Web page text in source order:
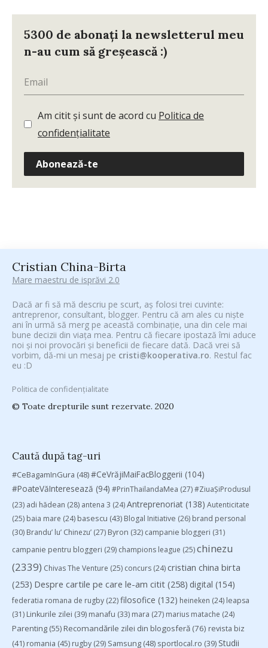
5300 de abonați la newsletterul meu
n-au cum să greșească :)
Am citit și sunt de acord cu Politica de
confidențialitate
Abonează-te
Cristian China-Birta
Mare maestru de isprăvi 2.0
Dacă ar fi să mă descriu pe scurt, aș folosi trei cuvinte:
antreprenor, consultant, blogger. Pentru că am ales cu niște
ani în urmă să merg pe această combinație, una din cele mai
bune decizii din viața mea. Pentru că fiecare ipostază îmi aduce
noi și noi provocări și beneficii de fiecare dată. Dacă vrei să
vorbim, dă-mi un mesaj pe cristi@kooperativa.ro. Restul fac
eu :D
Politica de confidențialitate
© Toate drepturile sunt rezervate. 2020
Caută după tag-uri
#CeBagamInGura (48)#CeVrăjiMaiFacBloggerii (104)
#PoateVăInteresează (94) #PrinThailandaMea (27)#ZiuaȘiProdusul
(23) adi hădean (28) antena 3 (24)Antreprenoriat (138) Autenticitate
(25) baia mare (24) basescu (43) Blogal Initiative (26) brand personal
(30) Brandu’ lu’ Chinezu’ (27) Byron (32) campanie bloggeri (31)
campanie pentru bloggeri (29) champions league (25)chinezu
(2339) Chivas The Venture (25) concurs (24)cristian china birta
(253) Despre cartile pe care le-am citit (258) digital (154)
federatia romana de rugby (22)filosofice (132) heineken (24) leapsa
(31) Linkurile zilei (39) manafu (33) mara (27) marius matache (24)
Parenting (55) Recomandările zilei din blogosferă (76) revista biz
(41) romania (45) rugby (29) Samsung (48) sportlocal.ro (39) Studii